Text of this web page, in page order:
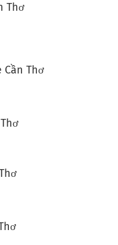
Thơ
Cần Thơ